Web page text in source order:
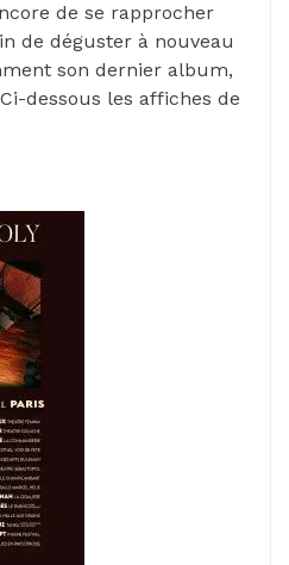
de se rapprocher
de déguster à nouveau
son dernier album,
dessous les affiches de